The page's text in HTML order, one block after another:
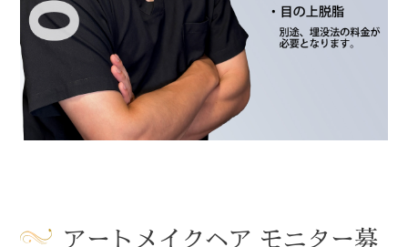
アートメイクヘア モニター募